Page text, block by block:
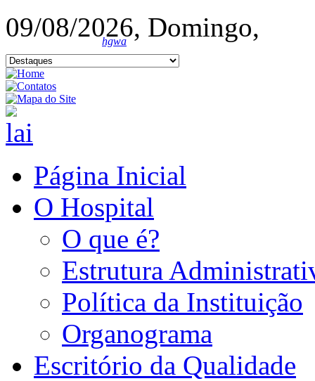
09/08/2026, Domingo,
hgwa
Página Inicial
O Hospital
O que é?
Estrutura
Política da Instituição
Organograma
Escritório da Qualidade